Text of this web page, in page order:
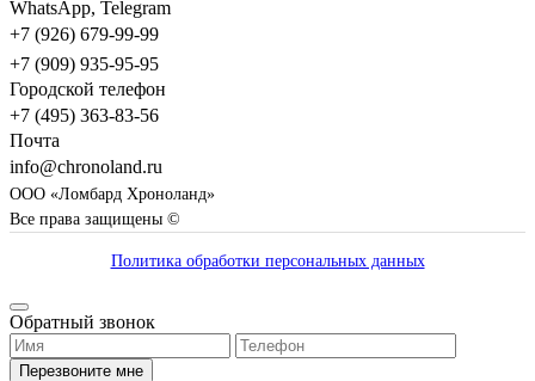
WhatsApp, Telegram
+7 (926) 679-99-99
+7 (909) 935-95-95
Городской телефон
+7 (495) 363-83-56
Почта
info@chronoland.ru
ООО «Ломбард Хроноланд»
Все права защищены ©
Политика обработки персональных данных
Обратный звонок
Перезвоните мне